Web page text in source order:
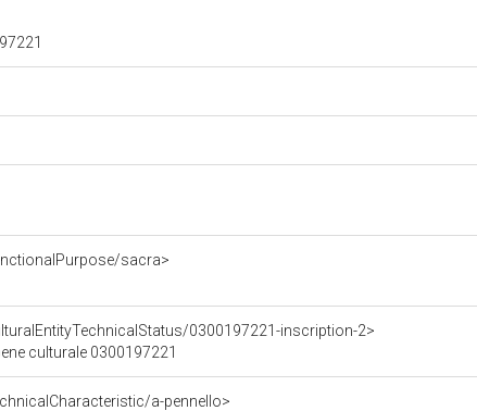
sacra>
0300197221-inscription-2>
culturale 0300197221
a-pennello>